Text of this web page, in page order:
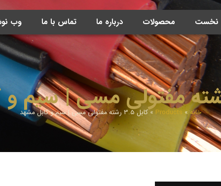
نخست محصولات درباره ما تماس با ما وب
خانه»
Products
»کابل 3.5 رشته مفتولی مسی | سیم و کابل مشهد